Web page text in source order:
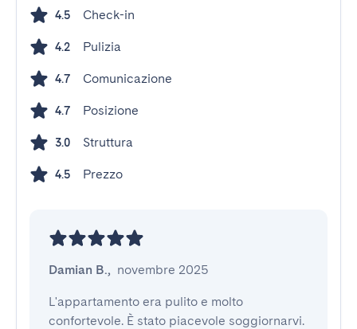
4.5 Check-in
4.2 Pulizia
4.7 Comunicazione
4.7 Posizione
3.0 Struttura
4.5 Prezzo
Damian B., novembre 2025
L'appartamento era pulito e molto
confortevole. È stato piacevole soggiornarvi.